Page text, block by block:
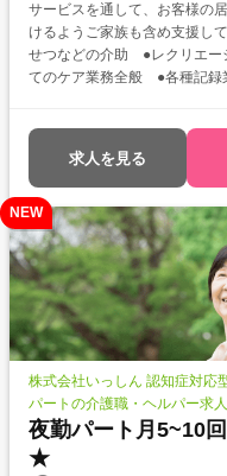
サービスを通して、お客様の
けるようご家族も含め支援し
せつなどの介助 ●レクリエー
てのケア業務全般 ●各種記録
求人を見る
NEW
株式会社いっしん 認知症対応
パートの介護職・ヘルパー求人
夜勤パート月5~10
★